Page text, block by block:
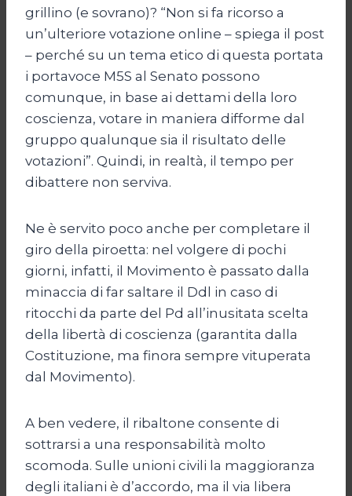
grillino (e sovrano)? “Non si fa ricorso a
un’ulteriore votazione online – spiega il post
– perché su un tema etico di questa portata
i portavoce M5S al Senato possono
comunque, in base ai dettami della loro
coscienza, votare in maniera difforme dal
gruppo qualunque sia il risultato delle
votazioni”. Quindi, in realtà, il tempo per
dibattere non serviva.
Ne è servito poco anche per completare il
giro della piroetta: nel volgere di pochi
giorni, infatti, il Movimento è passato dalla
minaccia di far saltare il Ddl in caso di
ritocchi da parte del Pd all’inusitata scelta
della libertà di coscienza (garantita dalla
Costituzione, ma finora sempre vituperata
dal Movimento).
A ben vedere, il ribaltone consente di
sottrarsi a una responsabilità molto
scomoda. Sulle unioni civili la maggioranza
degli italiani è d’accordo, ma il via libera